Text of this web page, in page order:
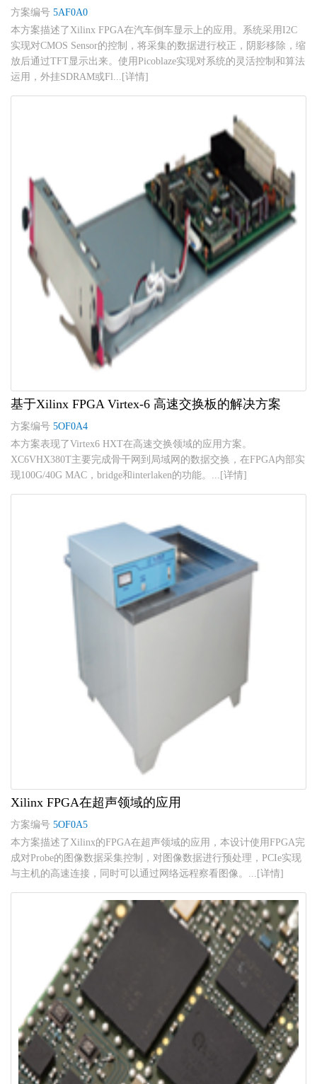
方案编号 5AF0A0
本方案描述了Xilinx FPGA在汽车倒车显示上的应用。系统采用I2C
实现对CMOS Sensor的控制，将采集的数据进行校正，阴影移除，缩
放后通过TFT显示出来。使用Picoblaze实现对系统的灵活控制和算法
运用，外挂SDRAM或Fl...[详情]
基于Xilinx FPGA Virtex-6 高速交换板的解决方案
方案编号 5OF0A4
本方案表现了Virtex6 HXT在高速交换领域的应用方案。
XC6VHX380T主要完成骨干网到局域网的数据交换，在FPGA内部实
现100G/40G MAC，bridge和interlaken的功能。...[详情]
Xilinx FPGA在超声领域的应用
方案编号 5OF0A5
本方案描述了Xilinx的FPGA在超声领域的应用，本设计使用FPGA完
成对Probe的图像数据采集控制，对图像数据进行预处理，PCIe实现
与主机的高速连接，同时可以通过网络远程察看图像。...[详情]